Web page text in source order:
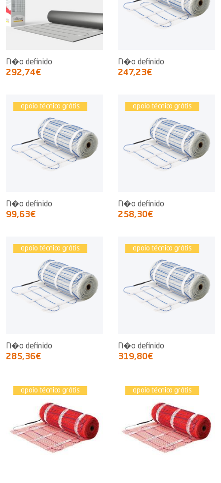
N�o definido
292,74€
N�o definido
247,23€
apoio técnico grátis
N�o definido
99,63€
apoio técnico grátis
N�o definido
258,30€
apoio técnico grátis
N�o definido
285,36€
apoio técnico grátis
N�o definido
319,80€
apoio técnico grátis apoio técnico grátis